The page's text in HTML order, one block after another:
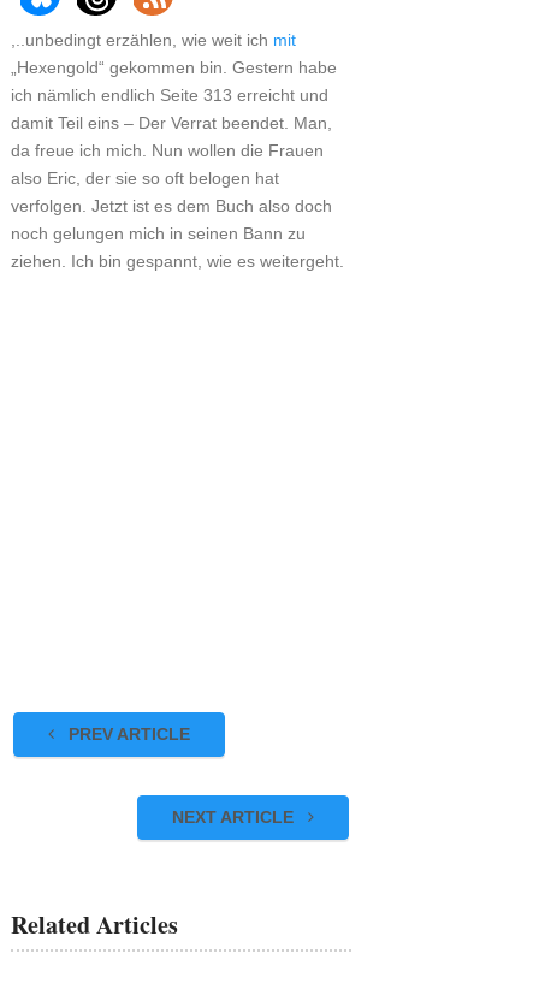
,..unbedingt erzählen, wie weit ich mit
„Hexengold“ gekommen bin. Gestern habe
ich nämlich endlich Seite 313 erreicht und
damit Teil eins – Der Verrat beendet. Man,
da freue ich mich. Nun wollen die Frauen
also Eric, der sie so oft belogen hat
verfolgen. Jetzt ist es dem Buch also doch
noch gelungen mich in seinen Bann zu
ziehen. Ich bin gespannt, wie es weitergeht.
PREV ARTICLE
NEXT ARTICLE
Related Articles